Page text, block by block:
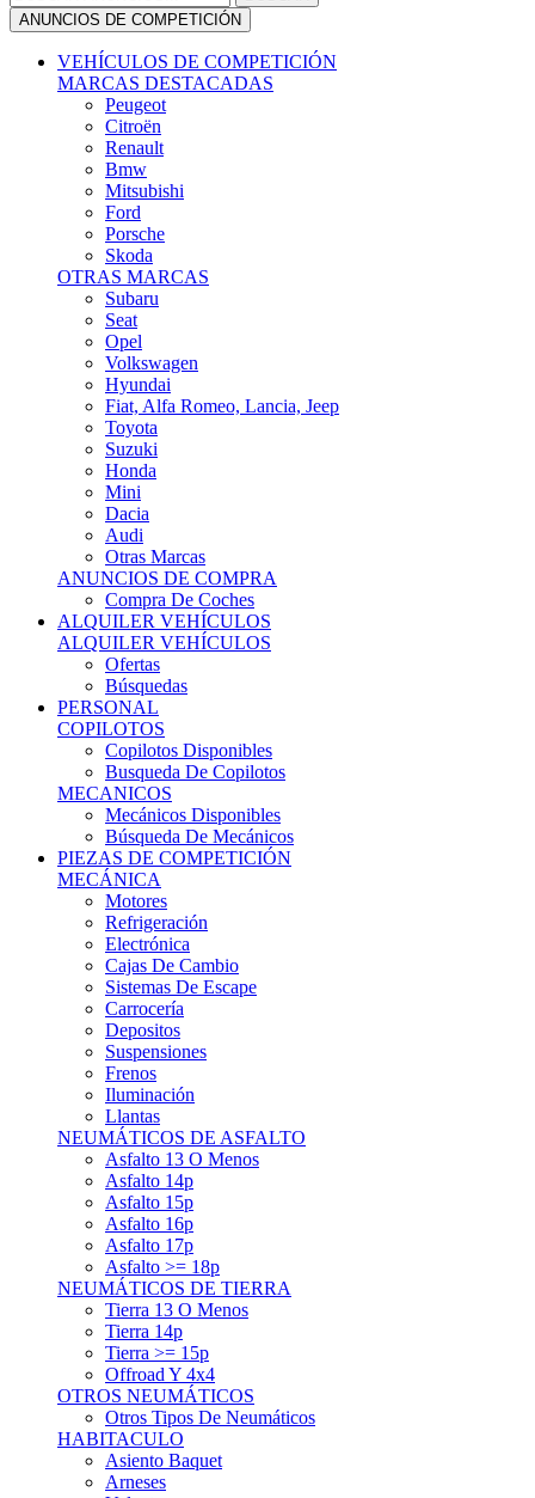
VEHÍCULOS DE COMPETICIÓN
MARCAS DESTACADAS
Peugeot
Citroën
Renault
Bmw
Mitsubishi
Ford
Porsche
Skoda
OTRAS MARCAS
Subaru
Seat
Opel
Volkswagen
Hyundai
Fiat, Alfa Romeo, Lancia, Jeep
Toyota
Suzuki
Honda
Mini
Dacia
Audi
Otras Marcas
ANUNCIOS DE COMPRA
Compra De Coches
ALQUILER VEHÍCULOS
ALQUILER VEHÍCULOS
Ofertas
Búsquedas
PERSONAL
COPILOTOS
Copilotos Disponibles
Busqueda De Copilotos
MECANICOS
Mecánicos Disponibles
Búsqueda De Mecánicos
PIEZAS DE COMPETICIÓN
MECÁNICA
Motores
Refrigeración
Electrónica
Cajas De Cambio
Sistemas De Escape
Carrocería
Depositos
Suspensiones
Frenos
Iluminación
Llantas
NEUMÁTICOS DE ASFALTO
Asfalto 13 O Menos
Asfalto 14p
Asfalto 15p
Asfalto 16p
Asfalto 17p
Asfalto >= 18p
NEUMÁTICOS DE TIERRA
Tierra 13 O Menos
Tierra 14p
Tierra >= 15p
Offroad Y 4x4
OTROS NEUMÁTICOS
Otros Tipos De Neumáticos
HABITACULO
Asiento Baquet
Arneses
Volantes